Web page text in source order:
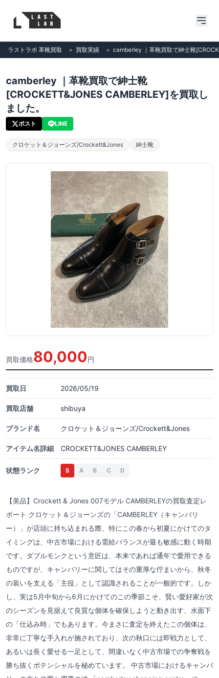
ラストラボ 革靴買取 ＞ 買取実績 ＞ camberley ｜革靴買取で紳士靴
camberley ｜革靴買取で紳士靴
[CROCKETT&JONES CAMBERLEY]を買取し
ました。
ポスト LINE
クロケット＆ジョーンズ/Crockett&Jones 紳士靴
買取価格80,000円
買取日 2026/05/19
買取店舗 shibuya
ブランド名 クロケット＆ジョーンズ/Crockett&Jones
アイテム名詳細 CROCKETT&JONES CAMBERLEY
状態ランク S A B C D
【美品】Crockett & Jones 007モデル CAMBERLEYの買取査定レ
ポート クロケット＆ジョーンズの「CAMBERLEY（キャンバリ
ー）」が店頭に持ち込まれる際、特にこの春から初夏にかけてのタ
イミングは、中古市場における需給バランスが最も敏感に動く時期
です。ダブルモンクという意匠は、本来であれば通年で愛用できる
ものですが、キャンバリーに関してはその重厚な佇まいから、秋冬
の装いを支える「主役」として認識されることが一般的です。しか
し、実は5月中旬から6月にかけてのこの季節こそ、賢い愛好家が次
のシーズンを見据えて良質な個体を確保しようと動き出す、水面下
の「仕込み時」でもあります。今まさに査定を終えたこの個体は、
非常に丁寧な手入れが施されており、次の秋口には即戦力として、
あるいは長く愛せる一足として、間違いなく中古市場での争奪戦を
勝ち抜くポテンシャルを秘めています。 中古市場におけるキャンバ